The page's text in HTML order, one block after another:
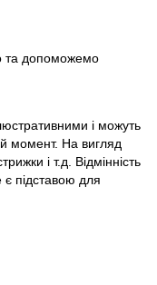
та допоможемо
і можуть
момент. На вигляд
і т.д. Відмінність
є підставою для